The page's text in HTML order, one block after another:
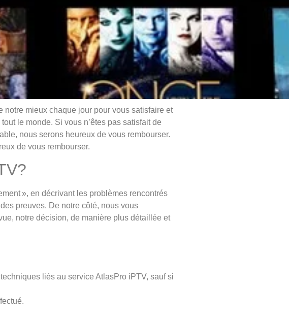
notre mieux chaque jour pour vous satisfaire et
le monde. Si vous n’êtes pas satisfait de
nous serons heureux de vous rembourser.
de vous rembourser.
», en décrivant les problèmes rencontrés
preuves. De notre côté, nous vous
notre décision, de manière plus détaillée et
liés au service AtlasPro iPTV, sauf si